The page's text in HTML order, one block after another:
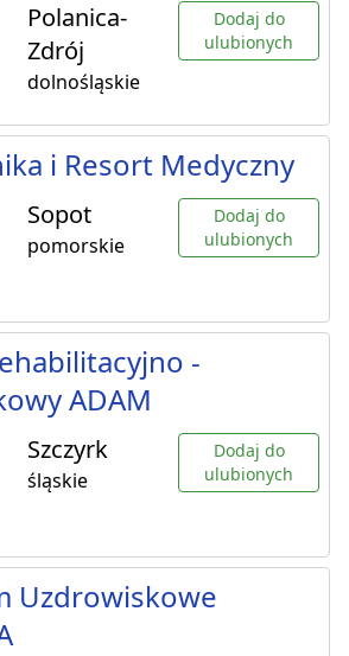
Polanica-
Zdrój
dolnośląskie
Dodaj do
ulubionych
i Resort Medyczny
Sopot
pomorskie
Dodaj do
ulubionych
-
ADAM
Szczyrk
śląskie
Dodaj do
ulubionych
Uzdrowiskowe